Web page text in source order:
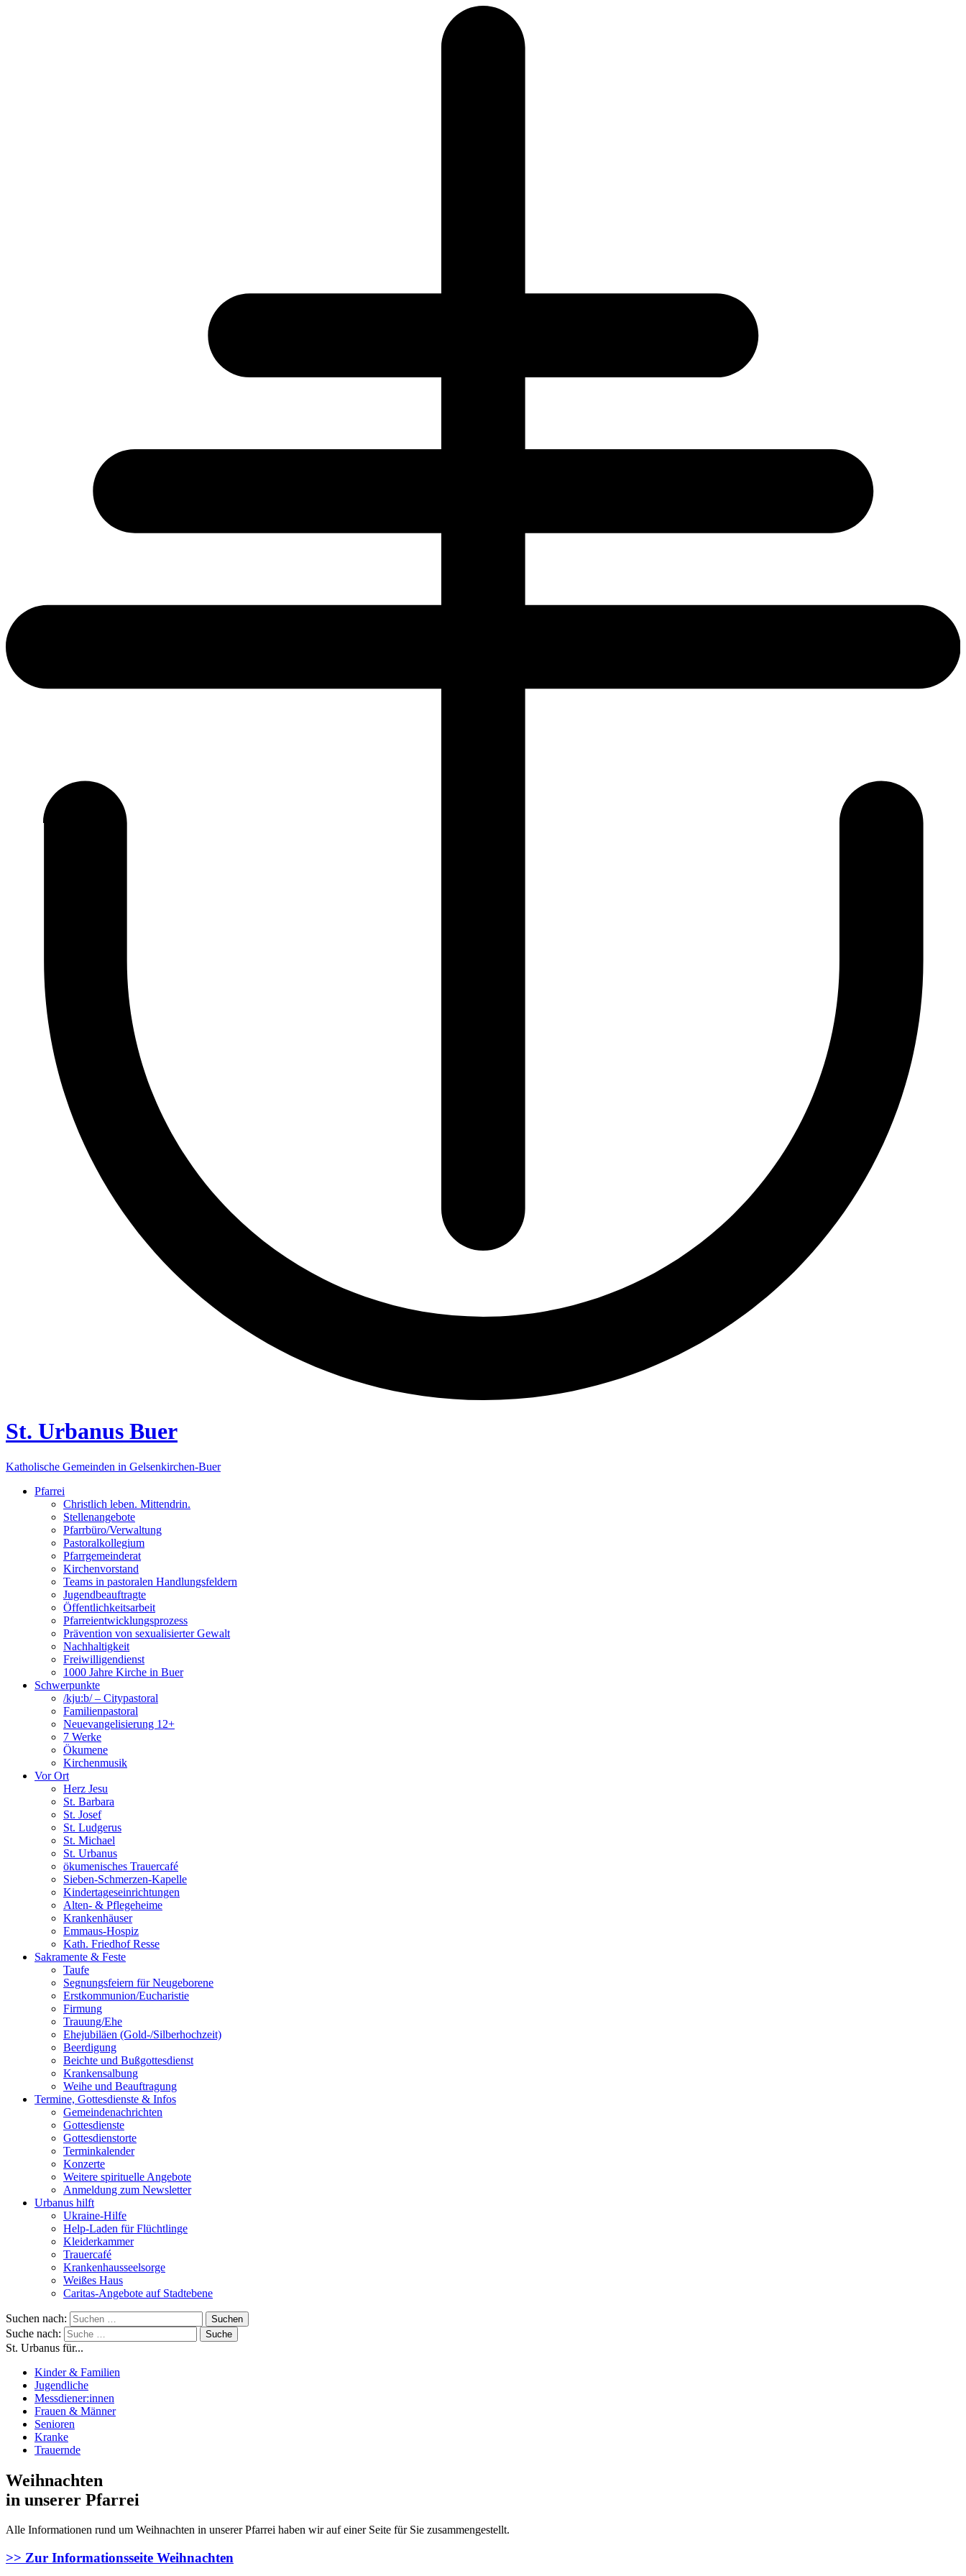
St. Urbanus Buer
Katholische Gemeinden in Gelsenkirchen-Buer
Pfarrei
Christlich leben. Mittendrin.
Stellenangebote
Pfarrbüro/Verwaltung
Pastoralkollegium
Pfarrgemeinderat
Kirchenvorstand
Teams in pastoralen Handlungsfeldern
Jugendbeauftragte
Öffentlichkeitsarbeit
Pfarreientwicklungsprozess
Prävention von sexualisierter Gewalt
Nachhaltigkeit
Freiwilligendienst
1000 Jahre Kirche in Buer
Schwerpunkte
/kju:b/ – Citypastoral
Familienpastoral
Neuevangelisierung 12+
7 Werke
Ökumene
Kirchenmusik
Vor Ort
Herz Jesu
St. Barbara
St. Josef
St. Ludgerus
St. Michael
St. Urbanus
ökumenisches Trauercafé
Sieben-Schmerzen-Kapelle
Kindertageseinrichtungen
Alten- & Pflegeheime
Krankenhäuser
Emmaus-Hospiz
Kath. Friedhof Resse
Sakramente & Feste
Taufe
Segnungsfeiern für Neugeborene
Erstkommunion/Eucharistie
Firmung
Trauung/Ehe
Ehejubiläen (Gold-/Silberhochzeit)
Beerdigung
Beichte und Bußgottesdienst
Krankensalbung
Weihe und Beauftragung
Termine, Gottesdienste & Infos
Gemeindenachrichten
Gottesdienste
Gottesdienstorte
Terminkalender
Konzerte
Weitere spirituelle Angebote
Anmeldung zum Newsletter
Urbanus hilft
Ukraine-Hilfe
Help-Laden für Flüchtlinge
Kleiderkammer
Trauercafé
Krankenhausseelsorge
Weißes Haus
Caritas-Angebote auf Stadtebene
Suchen nach:
Suche nach:
St. Urbanus für...
Kinder & Familien
Jugendliche
Messdiener:innen
Frauen & Männer
Senioren
Kranke
Trauernde
Weihnachten
in unserer Pfarrei
Alle Informationen rund um Weihnachten in unserer Pfarrei haben wir auf einer Seite für Sie zusammengestellt.
>> Zur Informationsseite Weihnachten